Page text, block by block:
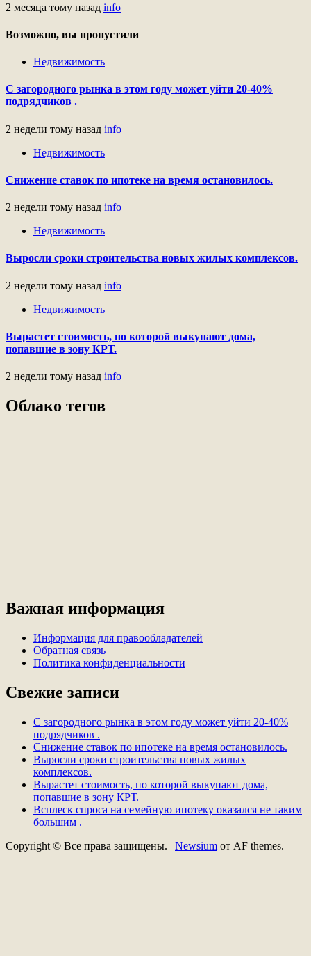
2 месяца тому назад info
Возможно, вы пропустили
Недвижимость
С загородного рынка в этом году может уйти 20-40%
подрядчиков .
2 недели тому назад info
Недвижимость
Снижение ставок по ипотеке на время остановилось.
2 недели тому назад info
Недвижимость
Выросли сроки строительства новых жилых комплексов.
2 недели тому назад info
Недвижимость
Вырастет стоимость, по которой выкупают дома,
попавшие в зону КРТ.
2 недели тому назад info
Облако тегов
Важная информация
Информация для правообладателей
Обратная связь
Политика конфиденциальности
Свежие записи
С загородного рынка в этом году может уйти 20-40%
подрядчиков .
Снижение ставок по ипотеке на время остановилось.
Выросли сроки строительства новых жилых
комплексов.
Вырастет стоимость, по которой выкупают дома,
попавшие в зону КРТ.
Всплеск спроса на семейную ипотеку оказался не таким
большим .
Copyright © Все права защищены. | Newsium от AF themes.